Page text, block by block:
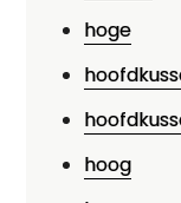
hoge
hoog